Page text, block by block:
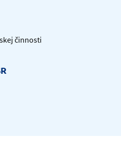
činnosti